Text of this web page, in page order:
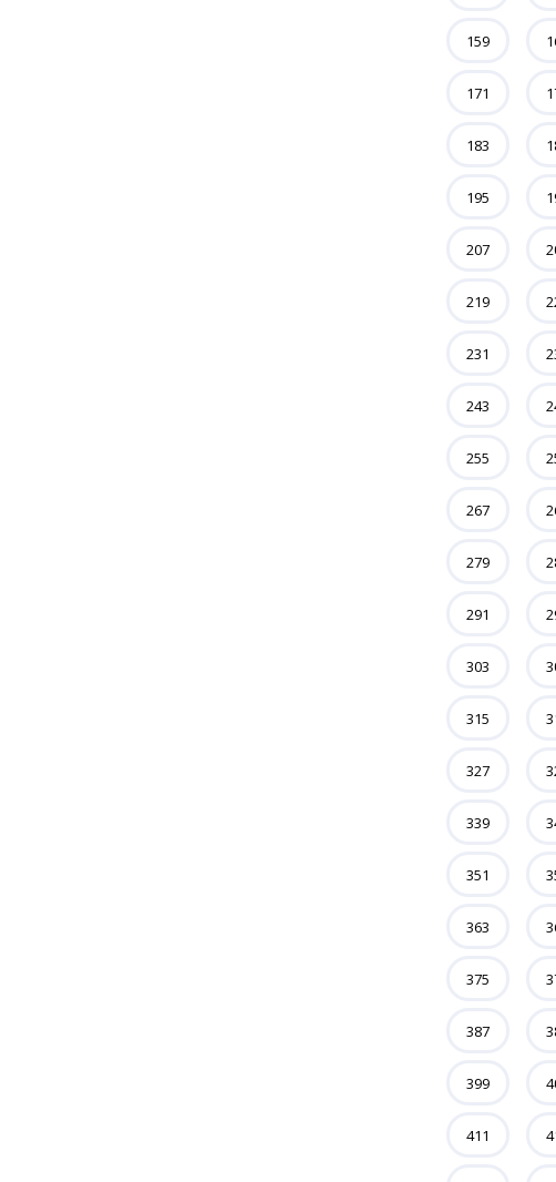
159
171
183
195
207
219
231
243
255
267
279
291
303
315
327
339
351
363
375
387
399
411